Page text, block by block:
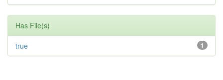
Has File(s)
1
true